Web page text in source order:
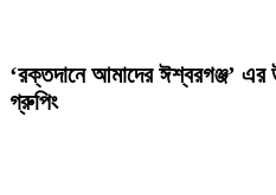
‘রক্তদানে আমাদের ঈশ্বরগঞ্জ’ এর
গ্রুপিং